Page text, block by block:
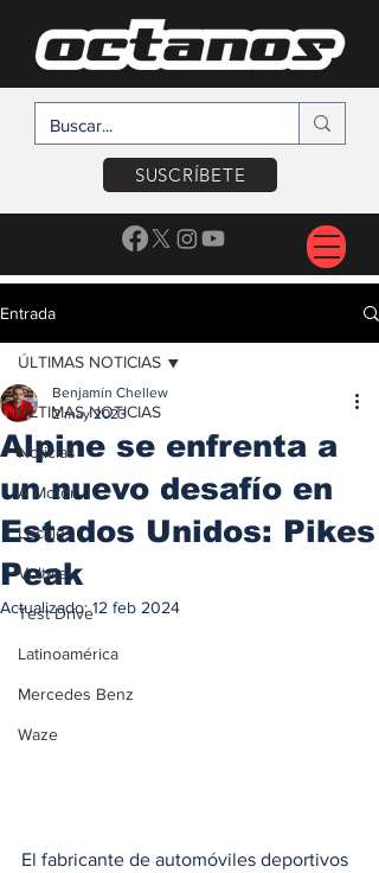
SUSCRÍBETE
Entrada
ÚLTIMAS NOTICIAS
Noticias
A Motor
Locales
Voltaje
Test Drive
Latinoamérica
Mercedes Benz
Waze
ÚLTIMAS NOTICIAS
Alpine se enfrenta a
un nuevo desafío en
Estados Unidos: Pikes
Peak
Benjamín Chellew
2 may 2023
Actualizado:12 feb 2024
El fabricante de automóviles deportivos